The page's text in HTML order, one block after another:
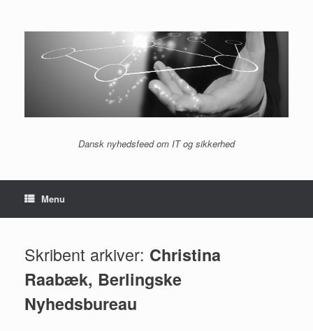
indhold
Dansk nyhedsfeed om IT og sikkerhed
Menu
Skribent arkiver: Christina
Raabæk, Berlingske
Nyhedsbureau